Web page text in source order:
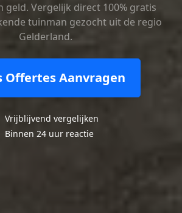
geld. Vergelijk direct 100% gratis
tuinman gezocht uit de regio
Gelderland.
Offertes Aanvragen
Vrijblijvend vergelijken
Binnen 24 uur reactie